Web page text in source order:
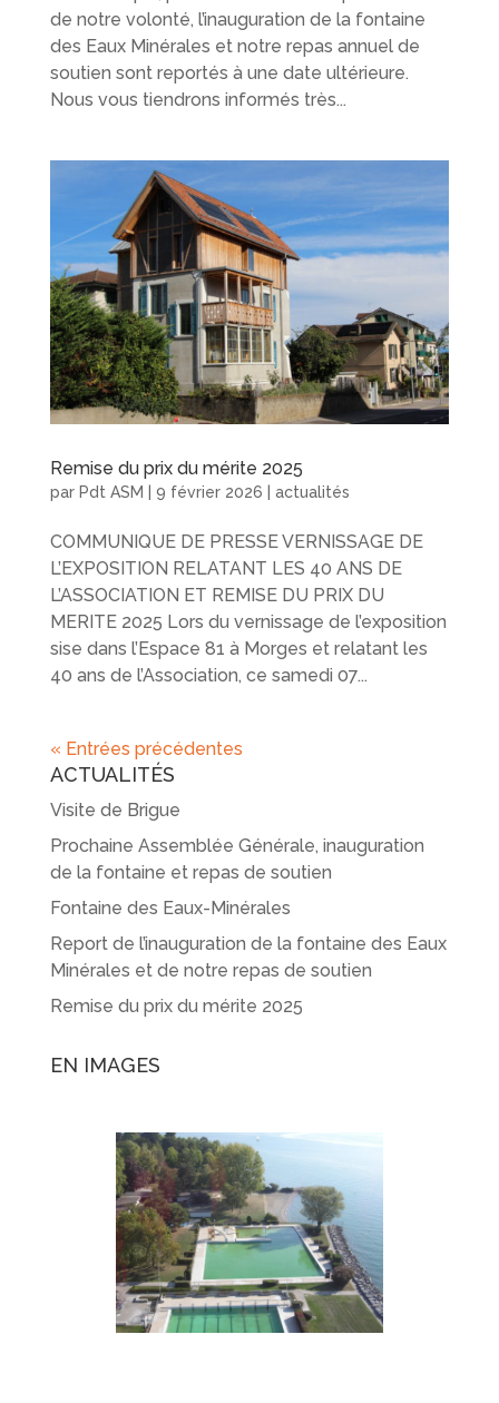
de notre volonté, l’inauguration de la fontaine
des Eaux Minérales et notre repas annuel de
soutien sont reportés à une date ultérieure.
Nous vous tiendrons informés très...
Remise du prix du mérite 2025
par Pdt ASM 9 février 2026 actualités
COMMUNIQUE DE PRESSE VERNISSAGE DE
L’EXPOSITION RELATANT LES 40 ANS DE
L’ASSOCIATION ET REMISE DU PRIX DU
MERITE 2025 Lors du vernissage de l’exposition
sise dans l’Espace 81 à Morges et relatant les
40 ans de l’Association, ce samedi 07...
« Entrées précédentes
ACTUALITÉS
Visite de Brigue
Prochaine Assemblée Générale, inauguration
de la fontaine et repas de soutien
Fontaine des Eaux-Minérales
Report de l’inauguration de la fontaine des Eaux
Minérales et de notre repas de soutien
Remise du prix du mérite 2025
EN IMAGES